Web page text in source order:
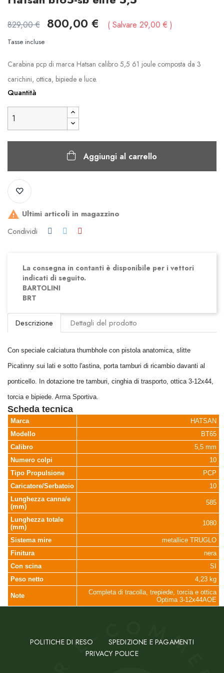
829,00 € 800,00 € Salvare 29,00 €
Tasse incluse
Carabina pcp di marca Hatsan calibro 5,5 61 joule composta da 3
carichini, ottica, bipiede e luce.
Quantità
Aggiungi al carrello
 Ultimi articoli in magazzino
Condividi
La consegna in contanti è disponibile per i vettori
indicati di seguito.
BARTOLINI
BRT
Descrizione Dettagli del prodotto
Con speciale calciatura thumbhole con pistola anatomica, slitte
Picatinny sui lati e sotto l'astina, porta tamburi di ricambio davanti al
ponticello. In dotazione tre tamburi, cinghia di trasporto, ottica 3-12x44,
torcia e bipiede. Arma Sportiva.
Scheda tecnica
Marca
HATSAN
Modello
BT65
Calibro
5,5 mm
Numero colpi
10
Tipo Propulsione
PCP
Caricatore/Serbatoio
10
Lunghezza canna/e
(mm)
585
Lunghezza totale
(mm)
1080
Sistema mire
metallice TRUGLO
Finitura
nera
Con scina
SI
Peso netto
4,23 kg
Note
Completa di tracolla, trepiede, torcia e ottica
Optima 3-12x44AOE
POLITICHE DI RESO
SPEDIZIONE E PAGAMENTI
PRIVACY POLICE